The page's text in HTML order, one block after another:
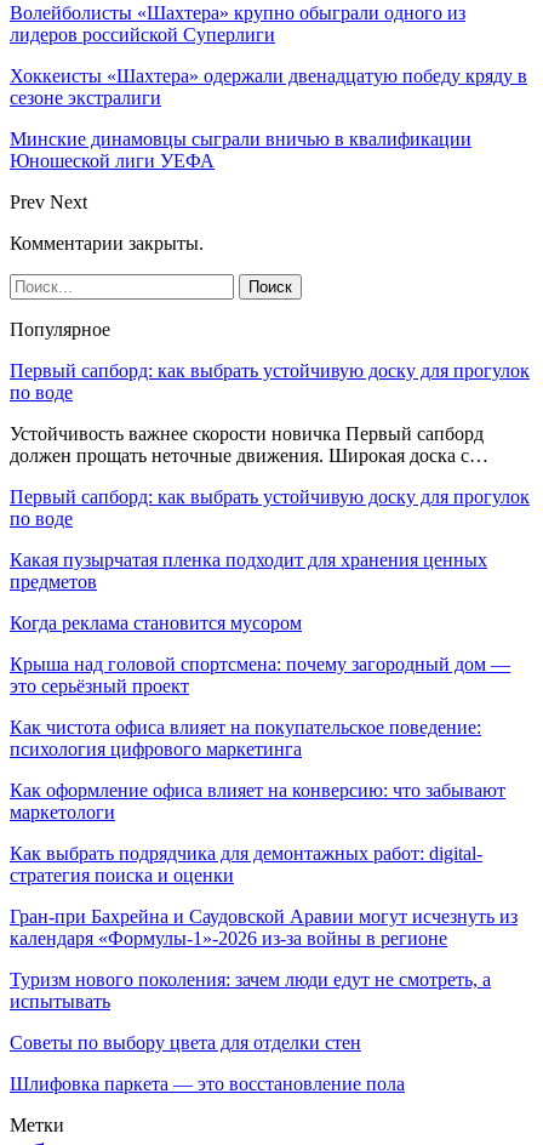
Волейболисты «Шахтера» крупно обыграли одного из
лидеров российской Суперлиги
Хоккеисты «Шахтера» одержали двенадцатую победу кряду в
сезоне экстралиги
Минские динамовцы сыграли вничью в квалификации
Юношеской лиги УЕФА
Prev Next
Комментарии закрыты.
Популярное
Первый сапборд: как выбрать устойчивую доску для прогулок
по воде
Устойчивость важнее скорости новичка Первый сапборд
должен прощать неточные движения. Широкая доска с…
Первый сапборд: как выбрать устойчивую доску для прогулок
по воде
Какая пузырчатая пленка подходит для хранения ценных
предметов
Когда реклама становится мусором
Крыша над головой спортсмена: почему загородный дом —
это серьёзный проект
Как чистота офиса влияет на покупательское поведение:
психология цифрового маркетинга
Как оформление офиса влияет на конверсию: что забывают
маркетологи
Как выбрать подрядчика для демонтажных работ: digital-
стратегия поиска и оценки
Гран-при Бахрейна и Саудовской Аравии могут исчезнуть из
календаря «Формулы-1»-2026 из-за войны в регионе
Туризм нового поколения: зачем люди едут не смотреть, а
испытывать
Советы по выбору цвета для отделки стен
Шлифовка паркета — это восстановление пола
Метки